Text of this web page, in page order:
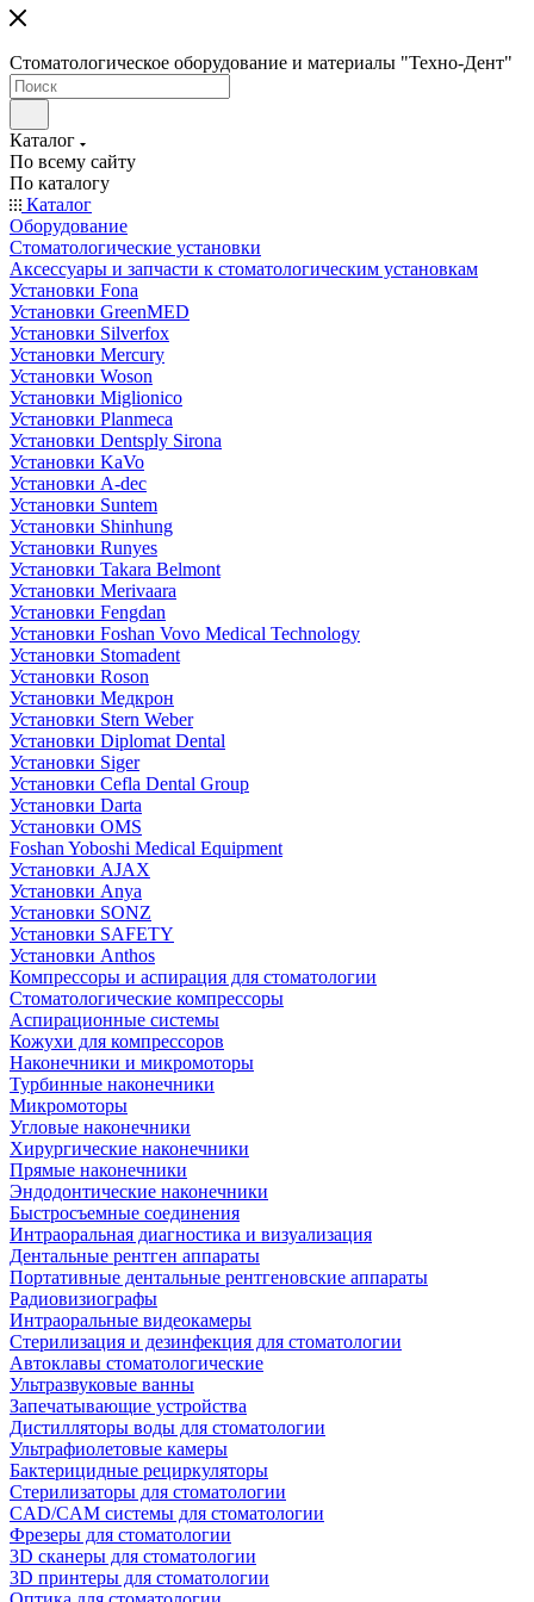
Стоматологическое оборудование и материалы "Техно-Дент"
Каталог
По всему сайту
По каталогу
Каталог
Оборудование
Стоматологические установки
Аксессуары и запчасти к стоматологическим установкам
Установки Fona
Установки GreenMED
Установки Silverfox
Установки Mercury
Установки Woson
Установки Miglionico
Установки Planmeca
Установки Dentsply Sirona
Установки KaVo
Установки A-dec
Установки Suntem
Установки Shinhung
Установки Runyes
Установки Takara Belmont
Установки Merivaara
Установки Fengdan
Установки Foshan Vovo Medical Technology
Установки Stomadent
Установки Roson
Установки Медкрон
Установки Stern Weber
Установки Diplomat Dental
Установки Siger
Установки Cefla Dental Group
Установки Darta
Установки OMS
Foshan Yoboshi Medical Equipment
Установки AJAX
Установки Anya
Установки SONZ
Установки SAFETY
Установки Anthos
Компрессоры и аспирация для стоматологии
Стоматологические компрессоры
Аспирационные системы
Кожухи для компрессоров
Наконечники и микромоторы
Турбинные наконечники
Микромоторы
Угловые наконечники
Хирургические наконечники
Прямые наконечники
Эндодонтические наконечники
Быстросъемные соединения
Интраоральная диагностика и визуализация
Дентальные рентген аппараты
Портативные дентальные рентгеновские аппараты
Радиовизиографы
Интраоральные видеокамеры
Стерилизация и дезинфекция для стоматологии
Автоклавы стоматологические
Ультразвуковые ванны
Запечатывающие устройства
Дистилляторы воды для стоматологии
Ультрафиолетовые камеры
Бактерицидные рециркуляторы
Стерилизаторы для стоматологии
CAD/CAM системы для стоматологии
Фрезеры для стоматологии
3D cканеры для стоматологии
3D принтеры для стоматологии